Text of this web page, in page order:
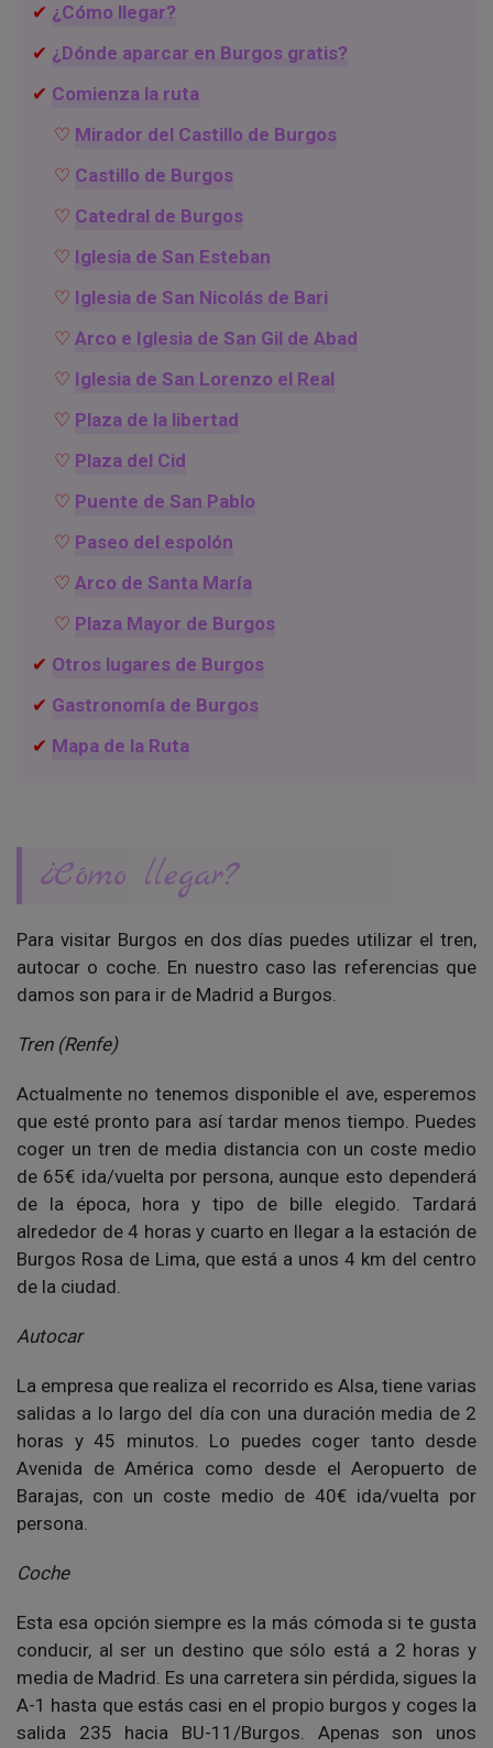
¿Cómo llegar?
¿Dónde aparcar en Burgos gratis?
Comienza la ruta
Mirador del Castillo de Burgos
Castillo de Burgos
Catedral de Burgos
Iglesia de San Esteban
Iglesia de San Nicolás de Bari
Arco e Iglesia de San Gil de Abad
Iglesia de San Lorenzo el Real
Plaza de la libertad
Plaza del Cid
Puente de San Pablo
Paseo del espolón
Arco de Santa María
Plaza Mayor de Burgos
Otros lugares de Burgos
Gastronomía de Burgos
Mapa de la Ruta
¿Cómo llegar?
Para visitar Burgos en dos días puedes utilizar el tren,
autocar o coche. En nuestro caso las referencias que
damos son para ir de Madrid a Burgos.
Tren (Renfe)
Actualmente no tenemos disponible el ave, esperemos
que esté pronto para así tardar menos tiempo. Puedes
coger un tren de media distancia con un coste medio
de 65€ ida/vuelta por persona, aunque esto dependerá
de la época, hora y tipo de bille elegido. Tardará
alrededor de 4 horas y cuarto en llegar a la estación de
Burgos Rosa de Lima, que está a unos 4 km del centro
de la ciudad.
Autocar
La empresa que realiza el recorrido es Alsa, tiene varias
salidas a lo largo del día con una duración media de 2
horas y 45 minutos. Lo puedes coger tanto desde
Avenida de América como desde el Aeropuerto de
Barajas, con un coste medio de 40€ ida/vuelta por
persona.
Coche
Esta esa opción siempre es la más cómoda si te gusta
conducir, al ser un destino que sólo está a 2 horas y
media de Madrid. Es una carretera sin pérdida, sigues la
A-1 hasta que estás casi en el propio burgos y coges la
salida 235 hacia BU-11/Burgos. Apenas son unos